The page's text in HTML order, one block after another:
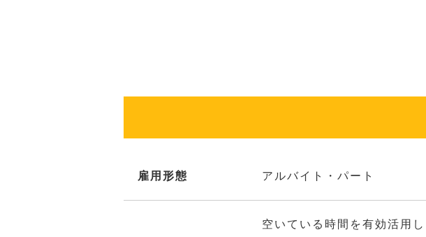
雇用形態 アルバイト・パート
空いている時間を有効活用